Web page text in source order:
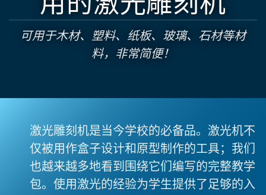
可用于木材、塑料、纸板、玻璃、石材等材
料，非常简便！
激光雕刻机是当今学校的必备品。激光机不
仅被用作盒子设计和原型制作的工具；我们
也越来越多地看到围绕它们编写的完整教学
包。使用激光的经验为学生提供了足够的入